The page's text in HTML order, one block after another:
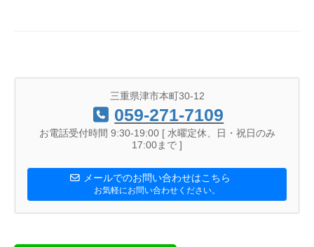
三重県津市本町30-12
059-271-7109
お電話受付時間 9:30-19:00 [ 水曜定休、日・祝日のみ
17:00まで ]
メールでのお問い合わせはこちら
お気軽にお問い合わせください。